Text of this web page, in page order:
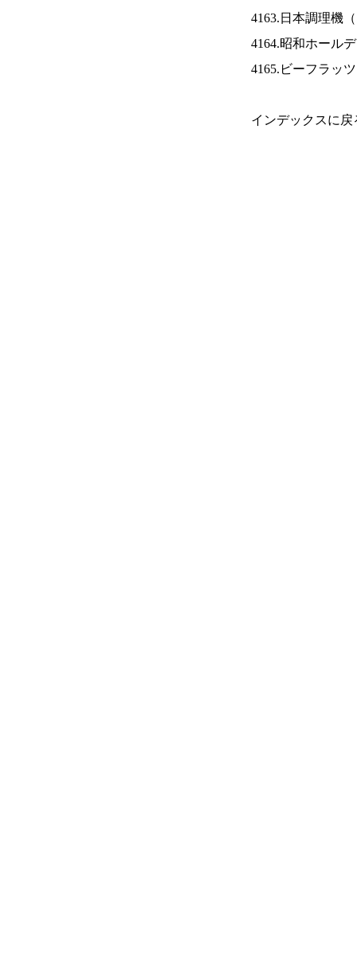
4163.日本調理機（
4164.昭和ホール
4165.ビーフラッ
インデックスに戻